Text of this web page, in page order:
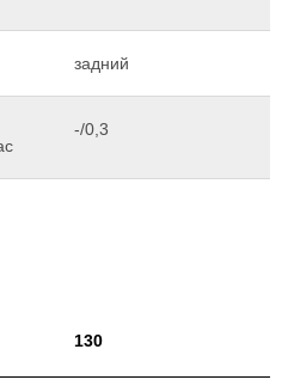
задний
-/0,3
130